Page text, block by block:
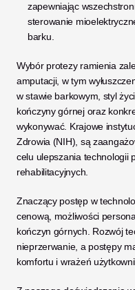
zapewniając
sterowanie
barku.
Wybór protezy ramienia
amputacji, w tym
w stawie barkowym, styl
kończyny górnej oraz
wykonywać. Krajowe
Zdrowia (NIH), są
celu ulepszania technologii
rehabilitacyjnych.
Znaczący postęp w
cenową, możliwości
kończyn górnych. Rozwój
nieprzerwanie, a postępy
komfortu i wrażeń